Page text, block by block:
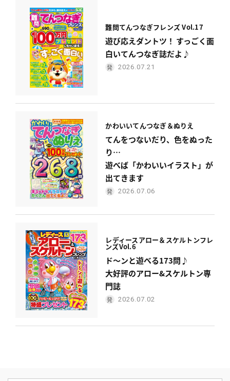
難問てんつなぎフレンズ Vol.17
遊び応えダントツ！ すっごく面
白いてんつなぎ誌だよ♪
2026.07.21
かわいいてんつなぎ＆ぬりえ
てんをつないだり、色をぬった
り…
遊べば「かわいいイラスト」が
出てきます
2026.07.06
レディース アロー＆スケルトンフレ
ンズVol.6
ド〜ンと遊べる173問♪
大好評のアロー&スケルトン専
門誌
2026.07.02